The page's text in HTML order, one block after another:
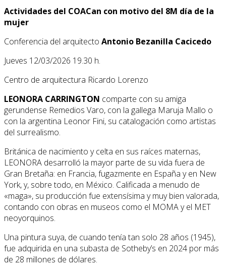
Actividades del COACan con motivo del 8M día de la
mujer
Conferencia del arquitecto Antonio Bezanilla Cacicedo
Jueves 12/03/2026 19.30 h.
Centro de arquitectura Ricardo Lorenzo
LEONORA CARRINGTON comparte con su amiga
gerundense Remedios Varo, con la gallega Maruja Mallo o
con la argentina Leonor Fini, su catalogación como artistas
del surrealismo.
Británica de nacimiento y celta en sus raíces maternas,
LEONORA desarrolló la mayor parte de su vida fuera de
Gran Bretaña: en Francia, fugazmente en España y en New
York, y, sobre todo, en México. Calificada a menudo de
«maga», su producción fue extensísima y muy bien valorada,
contando con obras en museos como el MOMA y el MET
neoyorquinos.
Una pintura suya, de cuando tenía tan solo 28 años (1945),
fue adquirida en una subasta de Sotheby’s en 2024 por más
de 28 millones de dólares.